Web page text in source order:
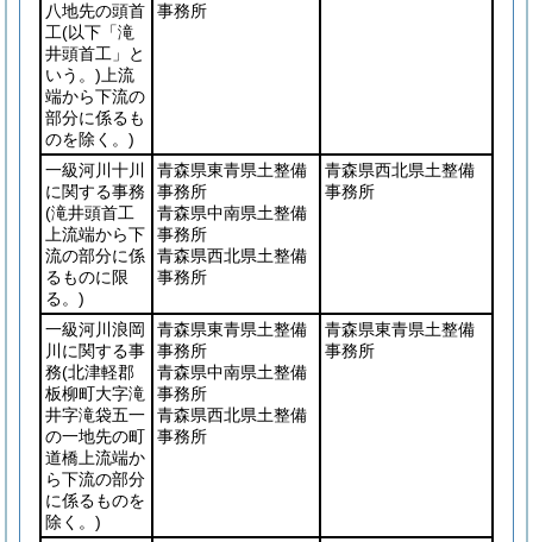
八地先の頭首
工(以下「滝
井頭首工」と
いう。) 上流
端から下流の
部分に係るも
のを除く。)
事務所
一級河川十川
に関する事務
(滝井頭首工
上流端から下
流の部分に係
るものに限
る。)
青森県東青県土整備
事務所
青森県中南県土整備
事務所
青森県西北県土整備
事務所
青森県西北県土整備
事務所
一級河川浪岡
川に関する事
務(北津軽郡
板柳町大字滝
井字滝袋五一
の一地先の町
道橋上流端か
ら下流の部分
に係るものを
除く。)
青森県東青県土整備
事務所
青森県中南県土整備
事務所
青森県西北県土整備
事務所
青森県東青県土整備
事務所